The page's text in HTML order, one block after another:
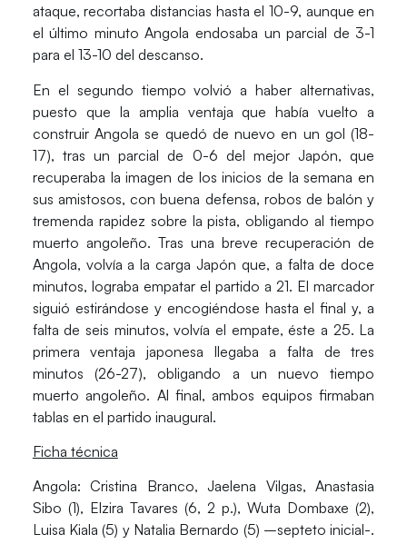
ataque, recortaba distancias hasta el 10-9, aunque en
el último minuto Angola endosaba un parcial de 3-1
para el 13-10 del descanso.
En el segundo tiempo volvió a haber alternativas,
puesto que la amplia ventaja que había vuelto a
construir Angola se quedó de nuevo en un gol (18-
17), tras un parcial de 0-6 del mejor Japón, que
recuperaba la imagen de los inicios de la semana en
sus amistosos, con buena defensa, robos de balón y
tremenda rapidez sobre la pista, obligando al tiempo
muerto angoleño. Tras una breve recuperación de
Angola, volvía a la carga Japón que, a falta de doce
minutos, lograba empatar el partido a 21. El marcador
siguió estirándose y encogiéndose hasta el final y, a
falta de seis minutos, volvía el empate, éste a 25. La
primera ventaja japonesa llegaba a falta de tres
minutos (26-27), obligando a un nuevo tiempo
muerto angoleño. Al final, ambos equipos firmaban
tablas en el partido inaugural.
Ficha técnica
Angola: Cristina Branco, Jaelena Vilgas, Anastasia
Sibo (1), Elzira Tavares (6, 2 p.), Wuta Dombaxe (2),
Luisa Kiala (5) y Natalia Bernardo (5) –septeto inicial-.